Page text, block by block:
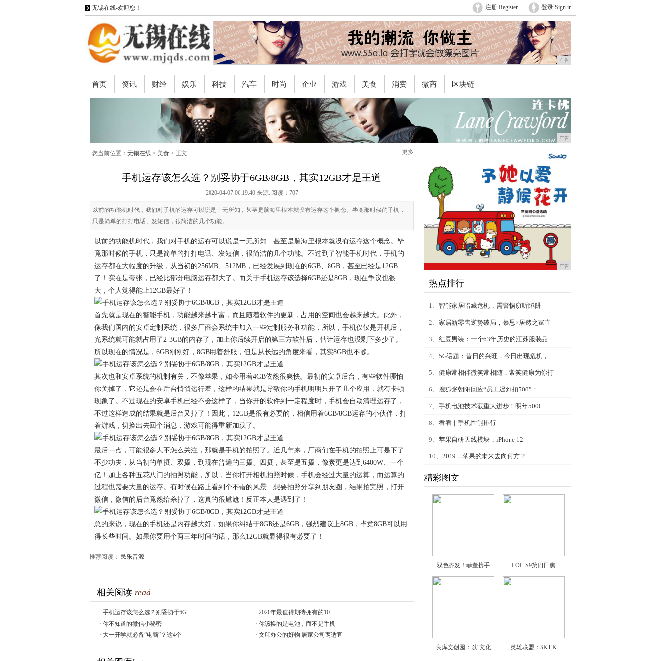
无锡在线-欢迎您！ 登录 Sign in
注册 Register
广告
首页 资讯 财经 娱乐 科技 汽车 时尚 企业 游戏 美食 消费 微商 区块链
广告
您当前位置： 无锡在线 > 美食 > 正文 更多
手机运存该怎么选？别妥协于6GB/8GB，其实12GB才是王道
2020-04-07 06:19:40 来源: 阅读：707
以前的功能机时代，我们对手机的运存可以说是一无所知，甚至是脑海里根本就没有运存这个概念。毕竟那时候的手机，
只是简单的打打电话、发短信，很简洁的几个功能。
以前的功能机时代，我们对手机的运存可以说是一无所知，甚至是脑海里根本就没有运存这个概念。毕
竟那时候的手机，只是简单的打打电话、发短信，很简洁的几个功能。不过到了智能手机时代，手机的
运存都在大幅度的升级，从当初的256MB、512MB，已经发展到现在的6GB、8GB，甚至已经是12GB
了！实在是夸张，已经比部分电脑运存都大了。而关于手机运存该选择6GB还是8GB，现在争议也很
大，个人觉得能上12GB最好了！
首先就是现在的智能手机，功能越来越丰富，而且随着软件的更新，占用的空间也会越来越大。此外，
像我们国内的安卓定制系统，很多厂商会系统中加入一些定制服务和功能，所以，手机仅仅是开机后，
光系统就可能就占用了2-3GB的内存了，加上你后续开启的第三方软件后，估计运存也没剩下多少了。
所以现在的情况是，6GB刚刚好，8GB用着舒服，但是从长远的角度来看，其实8GB也不够。
其次也和安卓系统的机制有关，不像苹果，如今用着4GB依然很爽快。最初的安卓后台，有些软件哪怕
你关掉了，它还是会在后台悄悄运行着，这样的结果就是导致你的手机明明只开了几个应用，就有卡顿
现象了。不过现在的安卓手机已经不会这样了，当你开的软件到一定程度时，手机会自动清理运存了，
不过这样造成的结果就是后台又掉了！因此，12GB是很有必要的，相信用着6GB/8GB运存的小伙伴，打
着游戏，切换出去回个消息，游戏可能得重新加载了。
最后一点，可能很多人不怎么关注，那就是手机的拍照了。近几年来，厂商们在手机的拍照上可是下了
不少功夫，从当初的单摄、双摄，到现在普遍的三摄、四摄，甚至是五摄，像素更是达到6400W、一个
亿！加上各种五花八门的拍照功能，所以，当你打开相机拍照时候，手机会经过大量的运算，而运算的
过程也需要大量的运存。有时候在路上看到个不错的风景，想要拍照分享到朋友圈，结果拍完照，打开
微信，微信的后台竟然给杀掉了，这真的很尴尬！反正本人是遇到了！
总的来说，现在的手机还是内存越大好，如果你纠结于8GB还是6GB，强烈建议上8GB，毕竟8GB可以用
得长些时间。如果你要用个两三年时间的话，那么12GB就显得很有必要了！
推荐阅读： 民乐音源
相关阅读 read
· 手机运存该怎么选？别妥协于6G · 2020年最值得期待拥有的10
· 你不知道的微信小秘密 · 你该换的是电池，而不是手机
· 大一开学就必备“电脑”？这4个 · 文印办公的好物 居家公司两适宜
广告
热点排行
1、 智能家居暗藏危机，需警惕窃听陷阱
2、 家居新零售逆势破局，慕思×居然之家直
3、 红豆男装：一个63年历史的江苏服装品
4、 5G话题：昔日的兴旺，今日出现危机，
5、 健康常相伴微笑常相随，常笑健康为你打
6、 搜狐张朝阳回应“员工迟到扣500”：
7、 手机电池技术获重大进步！明年5000
8、 看看｜手机性能排行
9、 苹果自研天线模块，iPhone 12
10、 2019，苹果的未来去向何方？
精彩图文
双色齐发！菲董携手 LOL-S9第四日焦
良库文创园：以“文化 英雄联盟：SKT.K